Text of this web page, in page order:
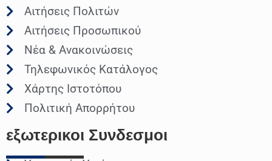
Αιτήσεις Πολιτών
Αιτήσεις Προσωπικού
Νέα & Ανακοινώσεις
Τηλεφωνικός Κατάλογος
Χάρτης Ιστοτόπου
Πολιτική Απορρήτου
εξωτερικοι Συνδεσμοι